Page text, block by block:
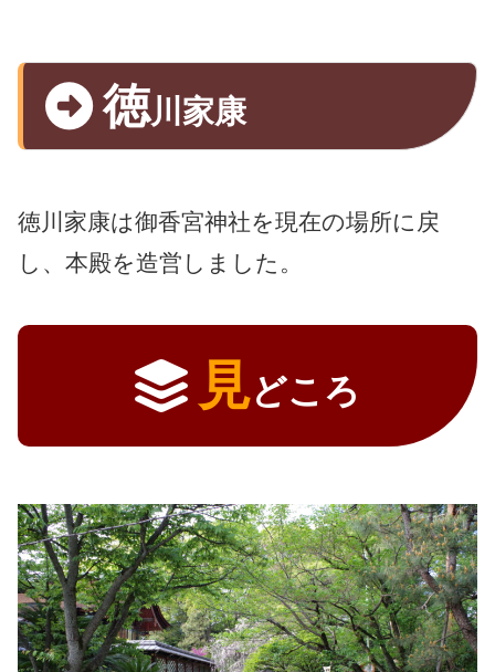
徳川家康
徳川家康は御香宮神社を現在の場所に戻
し、本殿を造営しました。
見どころ